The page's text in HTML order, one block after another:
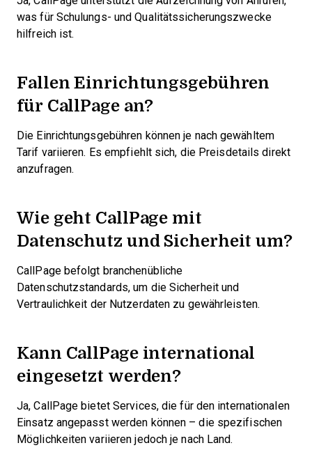
was für Schulungs- und Qualitätssicherungszwecke
hilfreich ist.
Fallen Einrichtungsgebühren
für CallPage an?
Die Einrichtungsgebühren können je nach gewähltem
Tarif variieren. Es empfiehlt sich, die Preisdetails direkt
anzufragen.
Wie geht CallPage mit
Datenschutz und Sicherheit um?
CallPage befolgt branchenübliche
Datenschutzstandards, um die Sicherheit und
Vertraulichkeit der Nutzerdaten zu gewährleisten.
Kann CallPage international
eingesetzt werden?
Ja, CallPage bietet Services, die für den internationalen
Einsatz angepasst werden können – die spezifischen
Möglichkeiten variieren jedoch je nach Land.